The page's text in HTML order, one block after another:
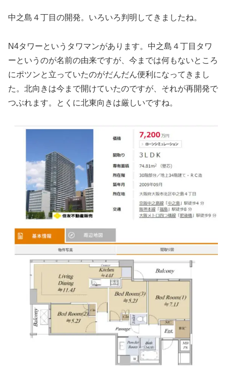
中之島４丁目の開発。いろいろ判明してきましたね。
N4タワーというタワマンがあります。中之島４丁目タワ
ーというのが名前の由来ですが、今までは何もないところ
にポツンと立っていたのがだんだん便利になってきまし
た。北向きは今まで開けていたのですが、それが再開発で
つぶれます。とくに北東向きは厳しいですね。